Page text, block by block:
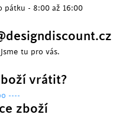
pátku - 8:00 až 16:00
tu pro vás.
vrátit?
----
zboží